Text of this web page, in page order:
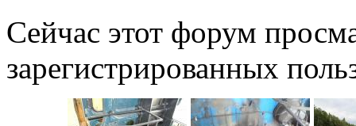
Сейчас этот форум
зарегистрированных